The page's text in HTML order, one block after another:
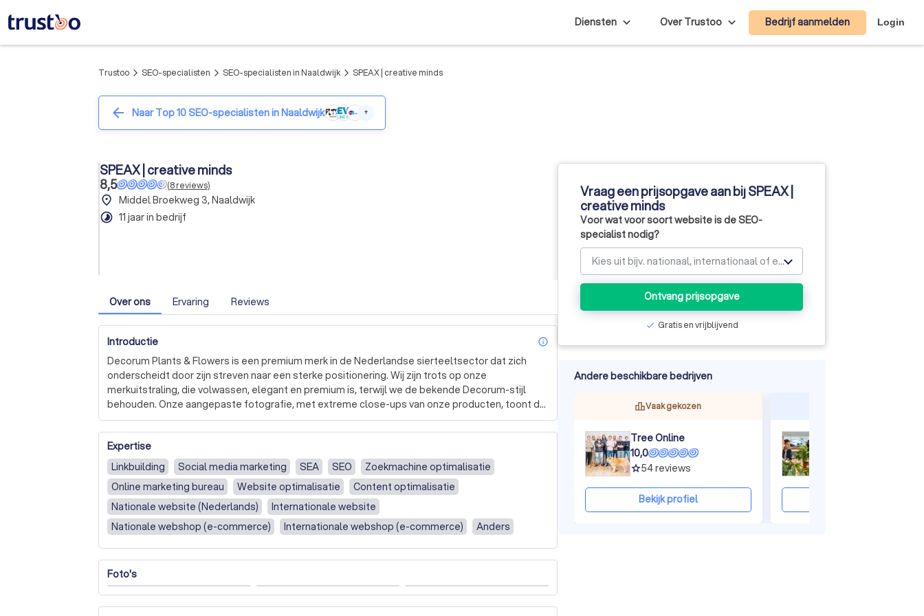
Diensten Over Trustoo Bedrijf aanmelden Login
Trustoo arrow_forward_ios SEO-specialisten arrow_forward_ios SEO-specialisten in Naaldwijk arrow_forward_ios SPEAX | creative minds
arrow_back Naar Top 10 SEO-specialisten in Naaldwijk +
SPEAX | creative minds
8,5
(8reviews)
place Middel Broekweg 3, Naaldwijk
timelapse 11 jaar in bedrijf
Over ons Ervaring Reviews
Introductie info_outline
Decorum Plants & Flowers is een premium merk in de Nederlandse sierteeltsector dat zich
onderscheidt door zijn streven naar een sterke positionering. Wij zijn trots op onze
merkuitstraling, die volwassen, elegant en premium is, terwijl we de bekende Decorum-stijl
behouden. Onze aangepaste fotografie, met extreme close-ups van onze producten, toont de
schoonheid van de natuur en creëert een sfeer van emotie en sensualiteit.
Bij SPEAX geloven we in de kracht van concepten. We weten dat alleen mooi niet goed genoeg
is. Daarom rust elk van onze concepten op een stevige strategie, die vervolgens visueel wordt
vertaald in een uniek en helder ontwerp. We zijn trots op onze concepten en presenteren ze
graag aan u.
We zijn ook gespecialiseerd in online marketing. We begrijpen dat uw doelgroep online is en we
helpen u graag om uw online marketingstrategie te ontwikkelen. Of u nu uw zichtbaarheid wilt
vergroten, uw imago wilt versterken of meer leads wilt binnenhalen, met onze hulp worden uw
marketingdoelen haalbaar.
Bij SPEAX geloven we dat aansprekende merken meer zijn dan een logo. Ze hebben een
verhaal. Wij helpen u om uw verhaal visueel te maken en alle aspecten van uw merk
Expertise
Linkbuilding
Social media marketing SEA SEO
Zoekmachine optimalisatie
Online marketing bureau
Website optimalisatie
Content optimalisatie
Nationale website (Nederlands)
Internationale website
Nationale webshop (e-commerce)
Internationale webshop (e-commerce) Anders
Foto's
Vraag een prijsopgave aan bij SPEAX |
creative minds
Voor wat voor soort website is de SEO-
specialist nodig?
Kies uit bijv. nationaal, internationaal of e-commerce
Ontvang prijsopgave
check Gratis en vrijblijvend
Andere beschikbare bedrijven
Vaak gekozen
Tree Online
10,0
grade54reviews
Bekijk profiel